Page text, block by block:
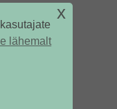
lähemalt
x